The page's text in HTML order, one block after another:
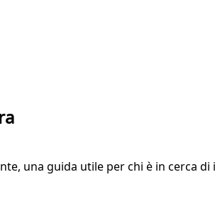
una guida utile per chi è in cerca